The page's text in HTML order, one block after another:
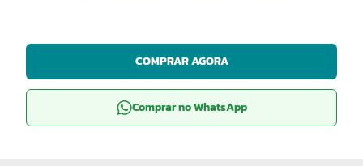
COMPRAR AGORA
Comprar no WhatsApp